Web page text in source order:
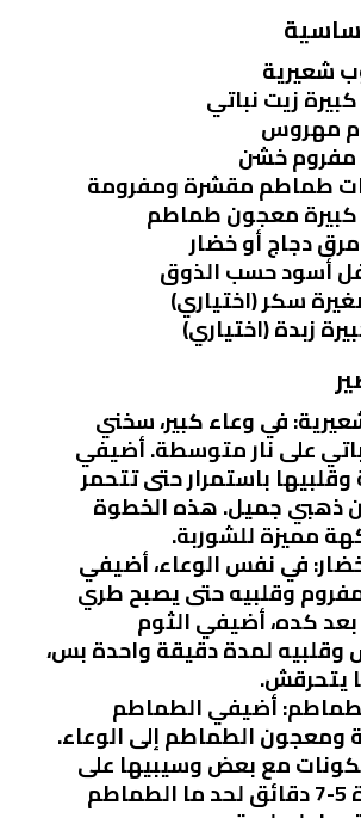
شعيرية
مفروم خشن
أسود حسب الذوق
سكر (اختياري)
زبدة (اختياري)
: في وعاء كبير، سخني
على نار متوسطة. أضيفي
وقلبيها باستمرار حتى تتحمر
ذهبي جميل. هذه الخطوة
مميزة للشوربة.
: في نفس الوعاء، أضيفي
وقلبيه حتى يصبح طري
كده، أضيفي الثوم
وقلبيه لمدة دقيقة واحدة بس،
يتحرقش.
: أضيفي الطماطم
ومعجون الطماطم إلى الوعاء.
مع بعض وسيبيها على
النار لمدة 5-7 دقائق لحد ما الطماطم